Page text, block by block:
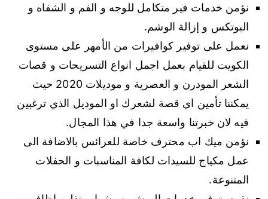
نؤمن خدمات فير متكامل للوجه و الفم و الشفاه و
البوتكس و إزالة الوشم.
نعمل على توفير كوافيرات من الأمهر على مستوى
الكويت للقيام بعمل اجمل انواع التسريحات و قصات
الشعر المودرن و العصرية و موديلات 2020 حيث
يمكننا تأمين اي قصة لشعرك او الموديل الذي ترغبين
فيه لان خبرتنا واسعة جدا في هذا المجال.
نؤمن ميك اب محترف خاصة للعرائس بالاضافة الى
عمل مكياج للسيدات لكافة المناسبات و الحفلات
المتنوعة.